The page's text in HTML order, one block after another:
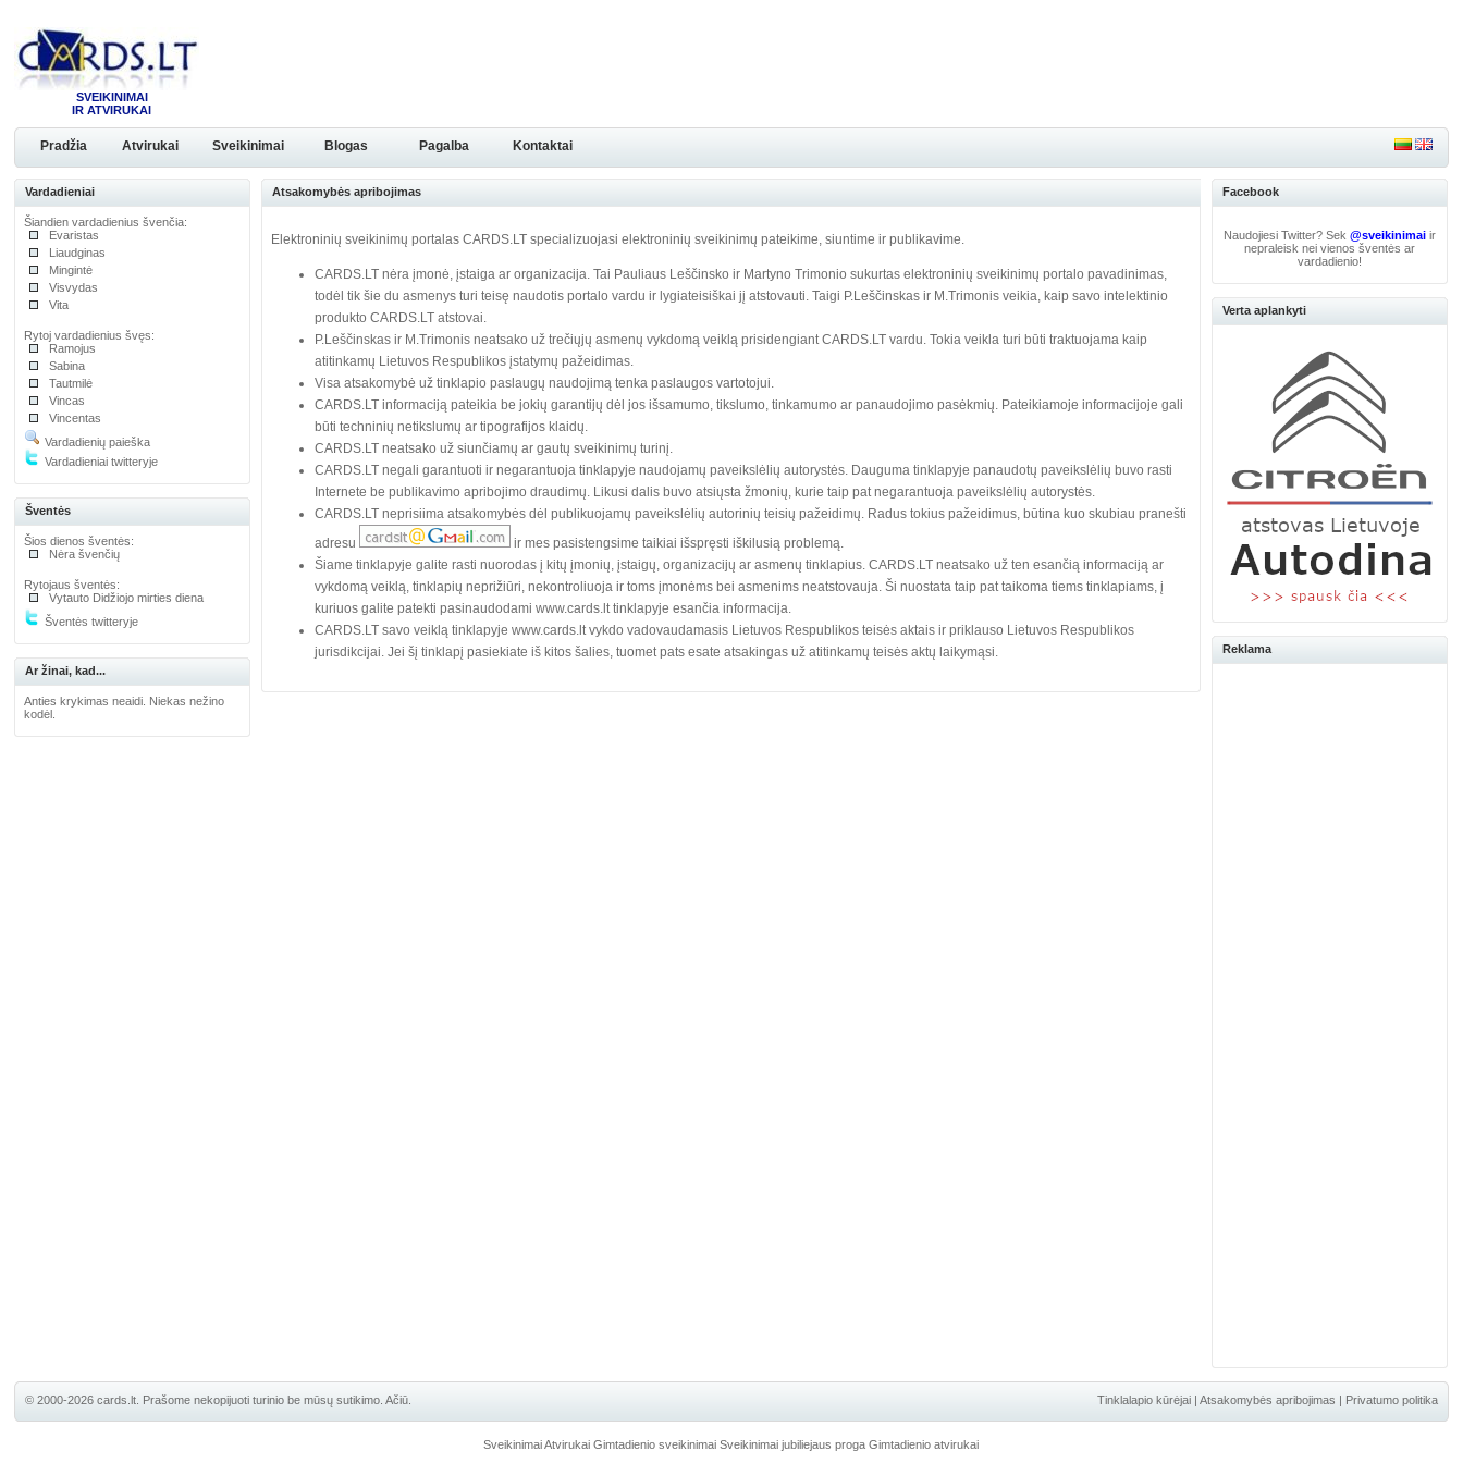
SVEIKINIMAI
IR ATVIRUKAI
Pradžia Atvirukai Sveikinimai Blogas Pagalba Kontaktai
Vardadieniai
Šiandien vardadienius švenčia:
Evaristas
Liaudginas
Mingintė
Visvydas
Vita
Rytoj vardadienius švęs:
Ramojus
Sabina
Tautmilė
Vincas
Vincentas
Vardadienių paieška
Vardadieniai twitteryje
Šventės
Šios dienos šventės:
Nėra švenčių
Rytojaus šventės:
Vytauto Didžiojo mirties diena
Šventės twitteryje
Ar žinai, kad...
Anties krykimas neaidi. Niekas nežino
kodėl.
Atsakomybės apribojimas
Elektroninių sveikinimų portalas CARDS.LT specializuojasi elektroninių sveikinimų pateikime, siuntime ir publikavime.
CARDS.LT nėra įmonė, įstaiga ar organizacija. Tai Pauliaus Leščinsko ir Martyno Trimonio sukurtas elektroninių sveikinimų portalo pavadinimas,
todėl tik šie du asmenys turi teisę naudotis portalo vardu ir lygiateisiškai jį atstovauti. Taigi P.Leščinskas ir M.Trimonis veikia, kaip savo intelektinio
produkto CARDS.LT atstovai.
P.Leščinskas ir M.Trimonis neatsako už trečiųjų asmenų vykdomą veiklą prisidengiant CARDS.LT vardu. Tokia veikla turi būti traktuojama kaip
atitinkamų Lietuvos Respublikos įstatymų pažeidimas.
Visa atsakomybė už tinklapio paslaugų naudojimą tenka paslaugos vartotojui.
CARDS.LT informaciją pateikia be jokių garantijų dėl jos išsamumo, tikslumo, tinkamumo ar panaudojimo pasėkmių. Pateikiamoje informacijoje gali
būti techninių netikslumų ar tipografijos klaidų.
CARDS.LT neatsako už siunčiamų ar gautų sveikinimų turinį.
CARDS.LT negali garantuoti ir negarantuoja tinklapyje naudojamų paveikslėlių autorystės. Dauguma tinklapyje panaudotų paveikslėlių buvo rasti
Internete be publikavimo apribojimo draudimų. Likusi dalis buvo atsiųsta žmonių, kurie taip pat negarantuoja paveikslėlių autorystės.
CARDS.LT neprisiima atsakomybės dėl publikuojamų paveikslėlių autorinių teisių pažeidimų. Radus tokius pažeidimus, būtina kuo skubiau pranešti
adresu
ir mes pasistengsime taikiai išspręsti iškilusią problemą.
Šiame tinklapyje galite rasti nuorodas į kitų įmonių, įstaigų, organizacijų ar asmenų tinklapius. CARDS.LT neatsako už ten esančią informaciją ar
vykdomą veiklą, tinklapių neprižiūri, nekontroliuoja ir toms įmonėms bei asmenims neatstovauja. Ši nuostata taip pat taikoma tiems tinklapiams, į
kuriuos galite patekti pasinaudodami www.cards.lt tinklapyje esančia informacija.
CARDS.LT savo veiklą tinklapyje www.cards.lt vykdo vadovaudamasis Lietuvos Respublikos teisės aktais ir priklauso Lietuvos Respublikos
jurisdikcijai. Jei šį tinklapį pasiekiate iš kitos šalies, tuomet pats esate atsakingas už atitinkamų teisės aktų laikymąsi.
Facebook
Naudojiesi Twitter? Sek@sveikinimai ir
nepraleisk nei vienos šventės ar
vardadienio!
Verta aplankyti
Reklama
Tinklalapio kūrėjai| Atsakomybės apribojimas | Privatumo politika
© 2000-2026 cards.lt. Prašome nekopijuoti turinio be mūsų sutikimo. Ačiū.
Sveikinimai Atvirukai Gimtadienio sveikinimai Sveikinimai jubiliejaus proga Gimtadienio atvirukai